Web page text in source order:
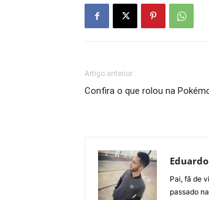
Artigo anterior
Confira o que rolou na
Pai, fã de
passado